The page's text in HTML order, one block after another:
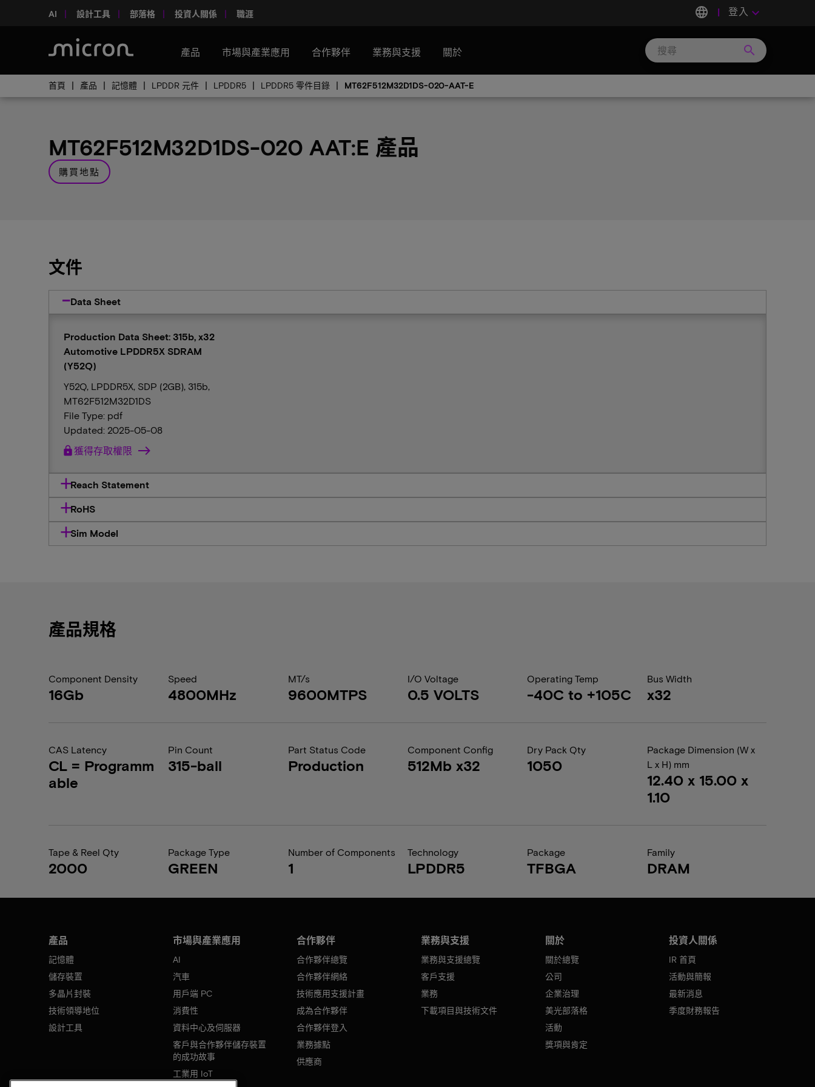
AI 設計工具 部落格 投資人關係 職涯 language 登入 keyboard_arrow_down
產品 市場與產業應用 合作夥伴 業務與支援 關於 search
首頁 產品 記憶體 LPDDR 元件 LPDDR5 LPDDR5 零件目錄 MT62F512M32D1DS-020-AAT-E
MT62F512M32D1DS-020 AAT:E 產品
購買地點
文件
Data Sheet
Production Data Sheet: 315b, x32
Automotive LPDDR5X SDRAM
(Y52Q)
Y52Q, LPDDR5X, SDP (2GB), 315b,
MT62F512M32D1DS
File Type: pdf
Updated: 2025-05-08
lock 獲得存取權限
Reach Statement
RoHS
Sim Model
產品規格
Component Density
16Gb
Speed
4800MHz
MT/s
9600MTPS
I/O Voltage
0.5 VOLTS
Operating Temp
-40C to +105C
Bus Width
x32
CAS Latency
CL = Programm
able
Pin Count
315-ball
Part Status Code
Production
Component Config
512Mb x32
Dry Pack Qty
1050
Package Dimension (W x
L x H) mm
12.40 x 15.00 x
1.10
Tape & Reel Qty
2000
Package Type
GREEN
Number of Components
1
Technology
LPDDR5
Package
TFBGA
Family
DRAM
產品
記憶體
儲存裝置
多晶片封裝
技術領導地位
設計工具
市場與產業應用
AI
汽車
用戶端 PC
消費性
資料中心及伺服器
客戶與合作夥伴儲存裝置
的成功故事
工業用 IoT
合作夥伴
合作夥伴總覽
合作夥伴網絡
技術應用支援計畫
成為合作夥伴
合作夥伴登入
業務據點
供應商
業務與支援
業務與支援總覽
客戶支援
業務
下載項目與技術文件
關於
關於總覽
公司
企業治理
美光部落格
活動
獎項與肯定
投資人關係
IR 首頁
活動與簡報
最新消息
季度財務報告